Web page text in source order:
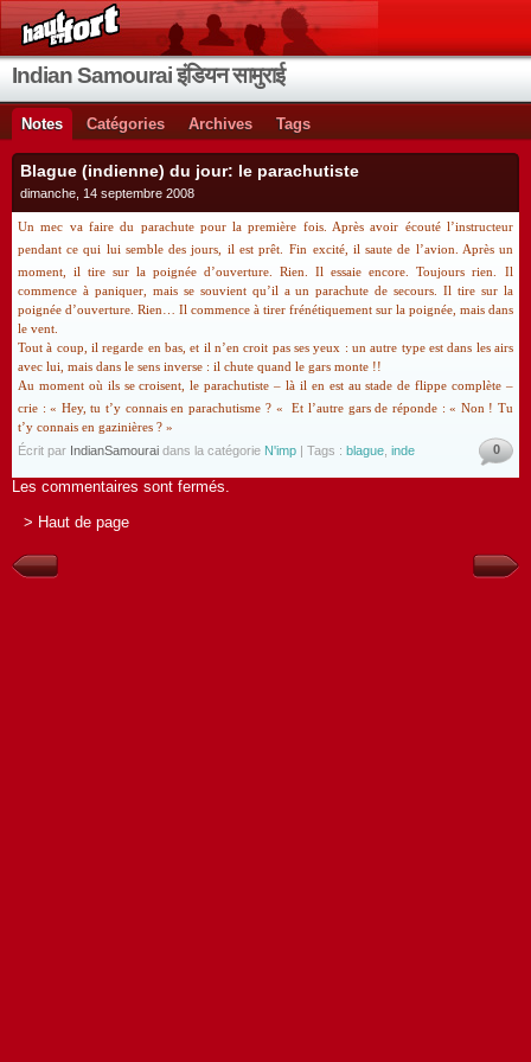
Indian Samourai इंडियन सामुराई
Notes Catégories Archives Tags
Blague (indienne) du jour: le parachutiste
dimanche, 14 septembre 2008
Un mec va faire du parachute pour la première fois. Après avoir écouté l’instructeur
pendant ce qui lui semble des jours, il est prêt.
Fin excité, il saute de l’avion. Après un
moment, il tire sur la poignée d’ouverture. Rien. Il essaie encore. Toujours rien.
Il
commence à paniquer, mais se souvient qu’il a un parachute de secours. Il tire sur la
poignée d’ouverture. Rien… Il commence à tirer frénétiquement sur la poignée, mais dans
le vent.
Tout à coup, il regarde en bas, et il n’en croit pas ses yeux : un autre type est dans les airs
avec lui, mais dans le sens inverse : il chute quand le gars monte !!
Au moment où ils se croisent, le parachutiste – là il en est au stade de flippe complète –
crie : « Hey, tu t’y connais en parachutisme ? « Et l’autre gars de réponde : « Non ! Tu
t’y connais en gazinières ? »
Écrit par IndianSamourai dans la catégorie N'imp | Tags : blague inde 0
Les commentaires sont fermés.
> Haut de page